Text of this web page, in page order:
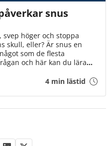
snus
höger och stoppa
skull, eller? Är snus en
som de flesta
och här kan du lära
4 min lästid